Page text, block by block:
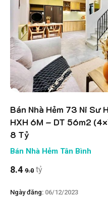
Bán Nhà Hẻm 73 Ni Sư
HXH 6M – DT 56m2
8 Tỷ
Bán Nhà Hẻm Tân Bình
8.4 9.0 tỷ
Ngày đăng: 06/12/2023